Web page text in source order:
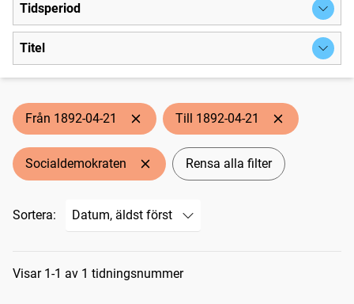
Tidsperiod
Titel
Från 1892-04-21 Till 1892-04-21
Socialdemokraten Rensa alla filter
Sortera:
Sökresultat
Visar 1-1 av 1 tidningsnummer